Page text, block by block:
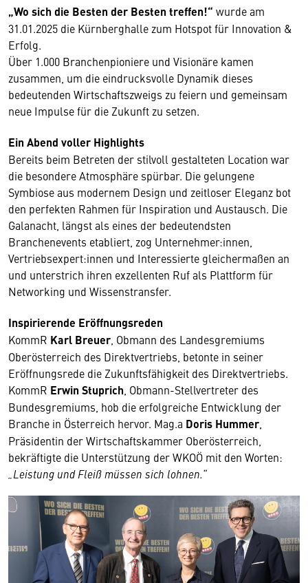
„Wo sich die Besten der Besten treffen!“ wurde am
31.01.2025 die Kürnberghalle zum Hotspot für Innovation &
Erfolg.
Über 1.000 Branchenpioniere und Visionäre kamen
zusammen, um die eindrucksvolle Dynamik dieses
bedeutenden Wirtschaftszweigs zu feiern und gemeinsam
neue Impulse für die Zukunft zu setzen.
Ein Abend voller Highlights
Bereits beim Betreten der stilvoll gestalteten Location war
die besondere Atmosphäre spürbar. Die gelungene
Symbiose aus modernem Design und zeitloser Eleganz bot
den perfekten Rahmen für Inspiration und Austausch. Die
Galanacht, längst als eines der bedeutendsten
Branchenevents etabliert, zog Unternehmer:innen,
Vertriebsexpert:innen und Interessierte gleichermaßen an
und unterstrich ihren exzellenten Ruf als Plattform für
Networking und Wissenstransfer.
Inspirierende Eröffnungsreden
KommR Karl Breuer , Obmann des Landesgremiums
Oberösterreich des Direktvertriebs, betonte in seiner
Eröffnungsrede die Zukunftsfähigkeit des Direktvertriebs.
KommR Erwin Stuprich , Obmann-Stellvertreter des
Bundesgremiums, hob die erfolgreiche Entwicklung der
Branche in Österreich hervor. Mag.a Doris Hummer
Präsidentin der Wirtschaftskammer Oberösterreich,
bekräftigte die Unterstützung der WKOÖ mit den Worten:
„Leistung und Fleiß müssen sich lohnen.“